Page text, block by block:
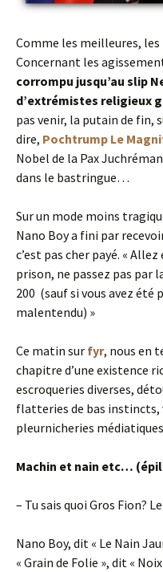
Comme les meilleures,
Concernant les
corrompu jusqu’au slip
d’extrémistes religieux
pas venir, la putain de fin,
dire, Pochtrump Le
Nobel de la Pax
dans le bastringue…
Sur un mode moins
Nano Boy a fini par
c’est pas cher payé. «
prison, ne passez pas par
200 (sauf si vous avez été
malentendu) »
Ce matin sur fyr, nous en
chapitre d’une existence
escroqueries diverses,
flatteries de bas
pleurnicheries
Machin et nain etc…
– Tu sais quoi Gros Fion?
Nano Boy, dit « Le Nain
« Grain de Folie », dit «